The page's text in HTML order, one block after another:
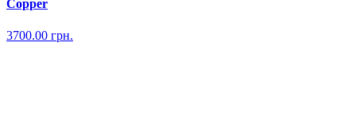
Copper
3700.00 грн.